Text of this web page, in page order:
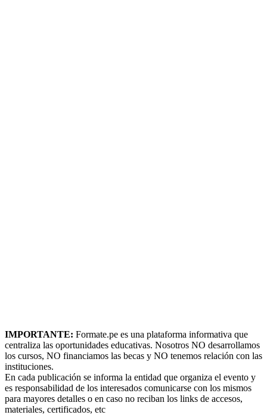
IMPORTANTE: Formate.pe es una plataforma informativa que
centraliza las oportunidades educativas. Nosotros NO desarrollamos
los cursos, NO financiamos las becas y NO tenemos relación con las
instituciones.
En cada publicación se informa la entidad que organiza el evento y
es responsabilidad de los interesados comunicarse con los mismos
para mayores detalles o en caso no reciban los links de accesos,
materiales, certificados, etc